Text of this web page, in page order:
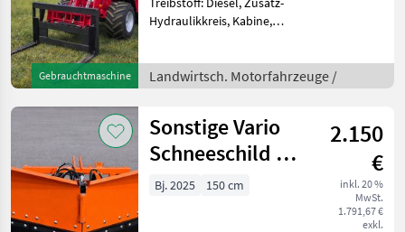
Gebrauchtmaschine
Hydraulikkreis, Kabine,
hydr. Geräteverriegelung
Wir verkaufen einen leicht
Marke Grizz
Landwirtsch. Motorfahrzeuge /
Sonstige Vario
Schneeschild ab
1,50m breite
2.150
€
inkl. 20 %
MwSt.
1.791,67 €
exkl.
Bj. 2025 150 cm